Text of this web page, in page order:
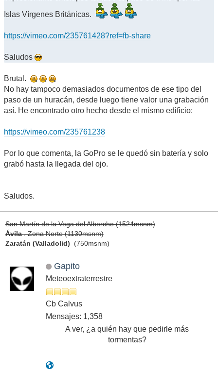
Islas Vírgenes Británicas.
https://vimeo.com/235761428?ref=fb-share
Saludos
Brutal.
No hay tampoco demasiados documentos de ese tipo del
paso de un huracán, desde luego tiene valor una grabación
así. He encontrado otro hecho desde el mismo edificio:
https://vimeo.com/235761238
Por lo que comenta, la GoPro se le quedó sin batería y solo
grabó hasta la llegada del ojo.
Saludos.
San Martín de la Vega del Alberche (1524msnm)
Ávila. Zona Norte (1130msnm)
Zaratán (Valladolid) (750msnm)
Gapito
Meteoextraterrestre
Cb Calvus
Mensajes: 1,358
A ver, ¿a quién hay que pedirle más
tormentas?